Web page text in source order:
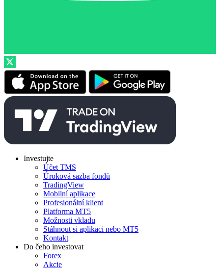
Investujte
Účet TMS
Úroková sazba fondů
TradingView
Mobilní aplikace
Profesionální klient
Platforma MT5
Možnosti vkladu
Stáhnout si aplikaci nebo MT5
Kontakt
Do čeho investovat
Forex
Akcie